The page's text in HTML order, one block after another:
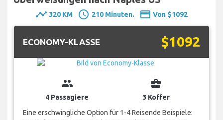
timeline 320 KM schedule 210 Minuten. payment Von $1092
ECONOMY-KLASSE $1092
group
4 Passagiere
business_center
3 Koffer
Eine erschwingliche Option für 1-4 Reisende Beispiele: